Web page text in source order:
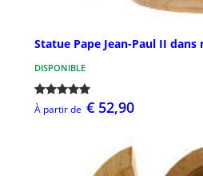
Statue Pape Jean-Paul II
DISPONIBLE
À partir de € 52,90